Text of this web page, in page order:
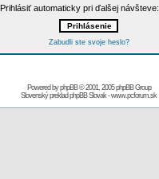
Prihlásiť automaticky pri ďalšej návšteve:
Zabudli ste svoje heslo?
Powered byphpBB© 2001, 2005 phpBB Group
Slovenský preklad phpBB Slovak-www.pcforum.sk